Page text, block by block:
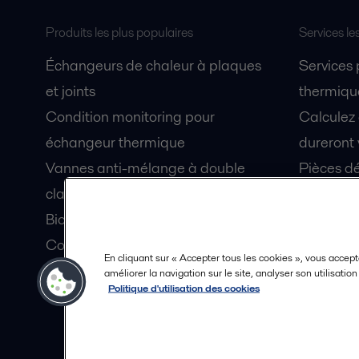
Produits les plus populaires
Échangeurs de chaleur à plaques
et joints
Condition monitoring pour
échangeur thermique
Vannes anti-mélange à double
clapet Unique Mixproof
Bioréacteurs à membranes MBR
Condition monitoring pour pompes
Lubrification par air fluidisé pour
coque de navire OceanGlide
Services
Services
dureront
Pièces
En cliquant sur « Accepter tous les cookies », vous
améliorer la navigation sur le site, analyser son
Politique d'utilisation des cookies